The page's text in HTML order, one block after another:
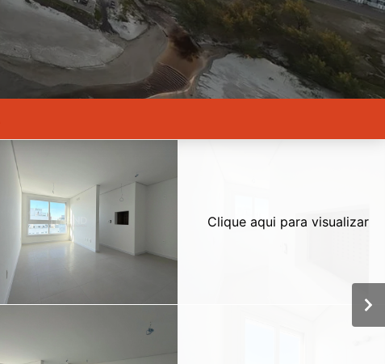
Clique aqui para visualizar